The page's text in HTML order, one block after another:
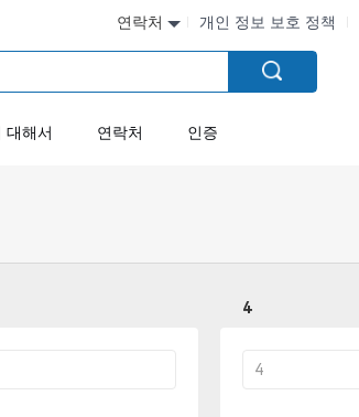
연락처 개인 정보 보호 정책
대해서 연락처 인증
4